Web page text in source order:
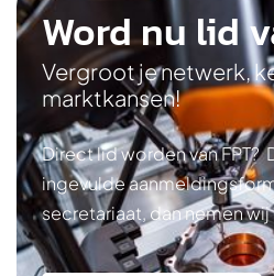
Word nu lid
Vergroot je netwerk,
marktkansen!
Direct lid worden van FPT?
ingevulde
secretariaat, dan nemen